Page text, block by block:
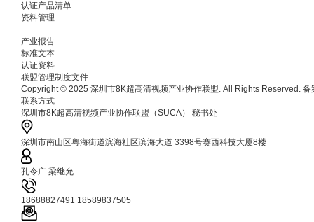
认证产品清单
资料管理
产业报告
标准文本
认证资料
联盟管理制度文件
Copyright © 2025 深圳市8K超高清视频产业协作联盟. All Rights Reserved. 备
联系方式
深圳市8K超高清视频产业协作联盟（SUCA） 秘书处
深圳市南山区粤海街道滨海社区滨海大道 3398号赛西科技大厦8楼
孔令广 梁继允
18688827491 18589837505